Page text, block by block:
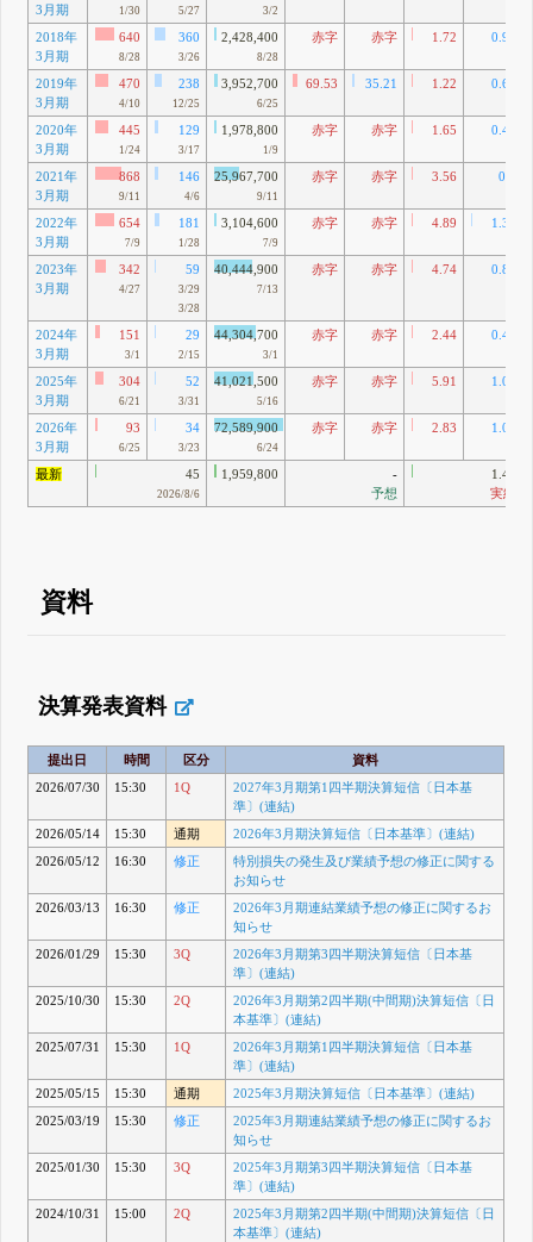
3月期
1/30 5/27 3/2
2018年
3月期
640
8/28
360
3/26
2,428,400
8/28
赤字 赤字 1.72 0.97
2019年
3月期
470
4/10
238
12/25
3,952,700
6/25
69.53 35.21 1.22 0.62
2020年
3月期
445
1/24
129
3/17
1,978,800
1/9
赤字 赤字 1.65 0.48
2021年
3月期
868
9/11
146
4/6
25,967,700
9/11
赤字 赤字 3.56 0.6
2022年
3月期
654
7/9
181
1/28
3,104,600
7/9
赤字 赤字 4.89 1.35
2023年
3月期
342
4/27
59
3/29
3/28
40,444,900
7/13
赤字 赤字 4.74 0.82
2024年
3月期
151
3/1
29
2/15
44,304,700
3/1
赤字 赤字 2.44 0.47
2025年
3月期
304
6/21
52
3/31
41,021,500
5/16
赤字 赤字 5.91 1.01
2026年
3月期
93
6/25
34
3/23
72,589,900
6/24
赤字 赤字 2.83 1.04
最新 45
2026/8/6
1,959,800
-
予想
1.42
実績
資料
決算発表資料
提出日 時間 区分
資料
2026/07/30
15:30 1Q
2027年3月期第1四半期決算短信〔日本基
準〕(連結)
2026/05/14
15:30 通期
2026年3月期決算短信〔日本基準〕(連結)
2026/05/12
16:30 修正
特別損失の発生及び業績予想の修正に関する
お知らせ
2026/03/13
16:30 修正
2026年3月期連結業績予想の修正に関するお
知らせ
2026/01/29
15:30 3Q
2026年3月期第3四半期決算短信〔日本基
準〕(連結)
2025/10/30
15:30 2Q
2026年3月期第2四半期(中間期)決算短信〔日
本基準〕(連結)
2025/07/31
15:30 1Q
2026年3月期第1四半期決算短信〔日本基
準〕(連結)
2025/05/15
15:30 通期
2025年3月期決算短信〔日本基準〕(連結)
2025/03/19
15:30 修正
2025年3月期連結業績予想の修正に関するお
知らせ
2025/01/30
15:30 3Q
2025年3月期第3四半期決算短信〔日本基
準〕(連結)
2024/10/31
15:00 2Q
2025年3月期第2四半期(中間期)決算短信〔日
本基準〕(連結)